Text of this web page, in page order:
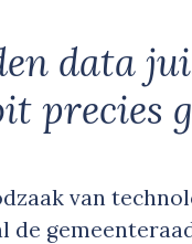
data
precies
van
de